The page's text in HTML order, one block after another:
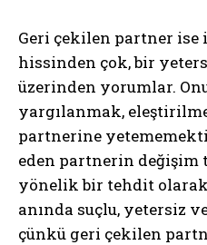
Geri çekilen partner
hissinden çok, bir
üzerinden yorumlar.
yargılanmak,
partnerine
eden partnerin değişim
yönelik bir tehdit olarak
anında suçlu, yetersiz
çünkü geri çekilen